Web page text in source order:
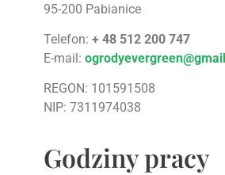
95-200 Pabianice
Telefon:+ 48 512 200 747
E-mail:
REGON: 101591508
NIP: 7311974038
Godziny pracy